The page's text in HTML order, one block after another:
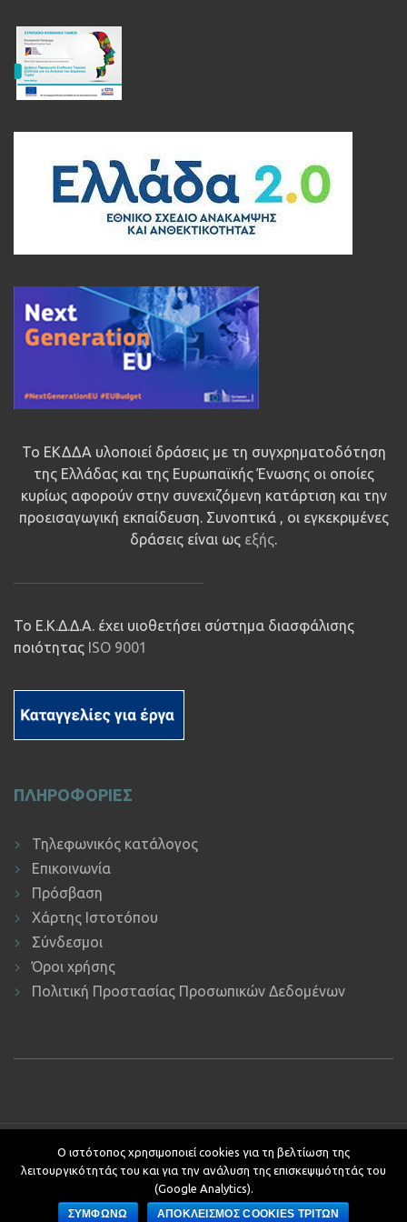
Το ΕΚΔΔΑ υλοποιεί δράσεις με τη συγχρηματοδότηση
της Ελλάδας και της Ευρωπαϊκής Ένωσης οι οποίες
κυρίως αφορούν στην συνεχιζόμενη κατάρτιση και την
προεισαγωγική εκπαίδευση. Συνοπτικά , οι εγκεκριμένες
δράσεις είναι ως εξής.
Το Ε.Κ.Δ.Δ.Α. έχει υιοθετήσει σύστημα διασφάλισης
ποιότητας ISO 9001
ΠΛΗΡΟΦΟΡΙΕΣ
Τηλεφωνικός κατάλογος
Επικοινωνία
Πρόσβαση
Χάρτης Ιστοτόπου
Σύνδεσμοι
Όροι χρήσης
Πολιτική Προστασίας Προσωπικών Δεδομένων
Copyright © 2019 ΕΚΔΔΑ.Υποστήριξη ιστοτόπου: Τμήμα
Εφαρμογών Πληροφορικής.
Κείμενα - Επιμέλεια: Αυτοτελές Τμήμα Επικοινωνίας, Διεθνών και
Δημοσίων Σχέσεων
Ο ιστότοπος χρησιμοποιεί cookies για τη βελτίωση της
λειτουργικότητάς του και για την ανάλυση της επισκεψιμότητάς του
(Google Analytics).
ΣΥΜΦΩΝΩ
ΑΠΟΚΛΕΙΣΜΟΣ COOKIES ΤΡΙΤΩΝ